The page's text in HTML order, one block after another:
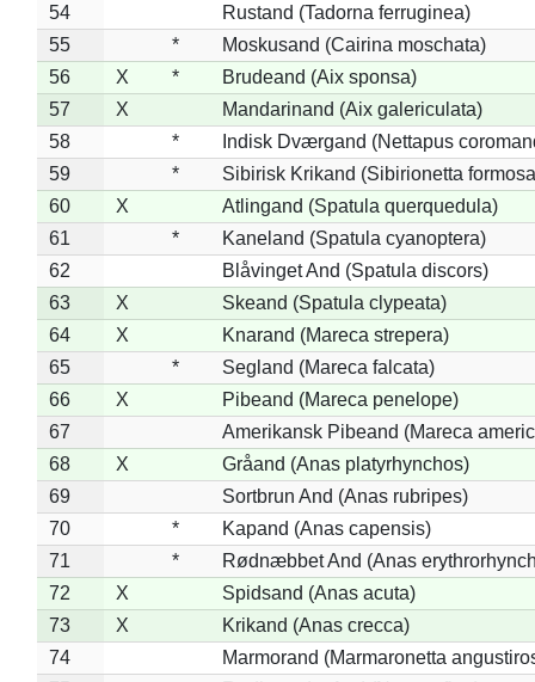
54
Rustand (Tadorna ferruginea)
55
*
Moskusand (Cairina moschata)
56
X *
Brudeand (Aix sponsa)
57
X
Mandarinand (Aix galericulata)
58
*
Indisk Dværgand (Nettapus
59
*
Sibirisk Krikand (Sibirionetta
60
X
Atlingand (Spatula querquedula)
61
*
Kaneland (Spatula cyanoptera)
62
Blåvinget And (Spatula discors)
63
X
Skeand (Spatula clypeata)
64
X
Knarand (Mareca strepera)
65
*
Segland (Mareca falcata)
66
X
Pibeand (Mareca penelope)
67
Amerikansk Pibeand (Mareca
68
X
Gråand (Anas platyrhynchos)
69
Sortbrun And (Anas rubripes)
70
*
Kapand (Anas capensis)
71
*
Rødnæbbet And (Anas
72
X
Spidsand (Anas acuta)
73
X
Krikand (Anas crecca)
74
Marmorand (Marmaronetta